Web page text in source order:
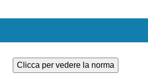
Clicca per vedere la norma